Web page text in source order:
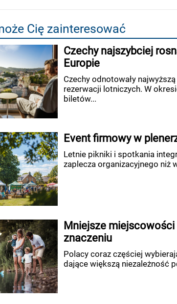
Cię zainteresować
Czechy najszybciej
Europie
Czechy odnotowały
rezerwacji lotniczych. W
biletów...
Event firmowy w
Letnie pikniki i spotkania
zaplecza organizacyjnego niż
Mniejsze
znaczeniu
Polacy coraz częściej
dające większą niezależność